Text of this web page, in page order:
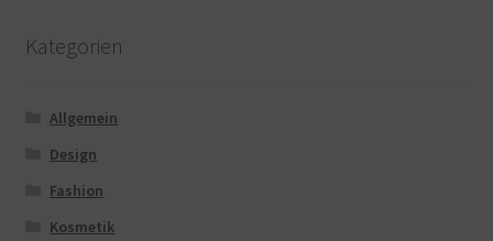
Kategorien
Allgemein
Design
Fashion
Kosmetik